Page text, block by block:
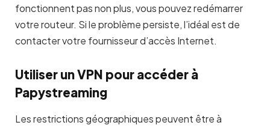
fonctionnent pas non plus, vous pouvez redémarrer
votre routeur. Si le problème persiste, l’idéal est de
contacter votre fournisseur d’accès Internet.
Utiliser un VPN pour accéder à
Papystreaming
Les restrictions géographiques peuvent être à